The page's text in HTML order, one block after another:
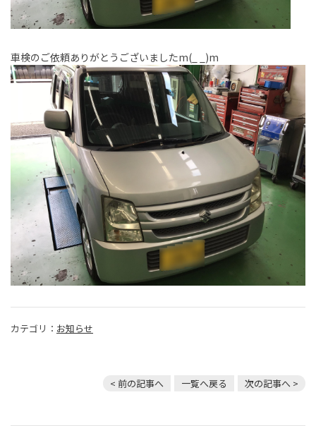
車検のご依頼ありがとうございましたm(_ _)m
カテゴリ： お知らせ
< 前の記事へ 一覧へ戻る 次の記事へ >